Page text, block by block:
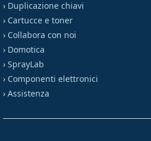
› Duplicazione chiavi
› Cartucce e toner
› Collabora con noi
› Domotica
› SprayLab
› Componenti elettronici
› Assistenza